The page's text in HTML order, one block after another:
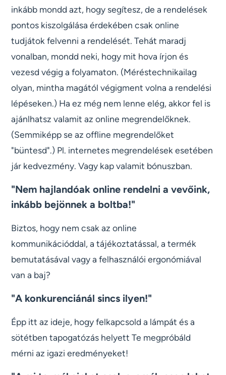
inkább mondd azt, hogy segítesz, de a rendelések
pontos kiszolgálása érdekében csak online
tudjátok felvenni a rendelését. Tehát maradj
vonalban, mondd neki, hogy mit hova írjon és
vezesd végig a folyamaton. (Méréstechnikailag
olyan, mintha magától végigment volna a rendelési
lépéseken.) Ha ez még nem lenne elég, akkor fel is
ajánlhatsz valamit az online megrendelőknek.
(Semmiképp se az offline megrendelőket
"büntesd".) Pl. internetes megrendelések esetében
jár kedvezmény. Vagy kap valamit bónuszban.
"Nem hajlandóak online rendelni a vevőink,
inkább bejönnek a boltba!"
Biztos, hogy nem csak az online
kommunikációddal, a tájékoztatással, a termék
bemutatásával vagy a felhasználói ergonómiával
van a baj?
"A konkurenciánál sincs ilyen!"
Épp itt az ideje, hogy felkapcsold a lámpát és a
sötétben tapogatózás helyett Te megpróbáld
mérni az igazi eredményeket!